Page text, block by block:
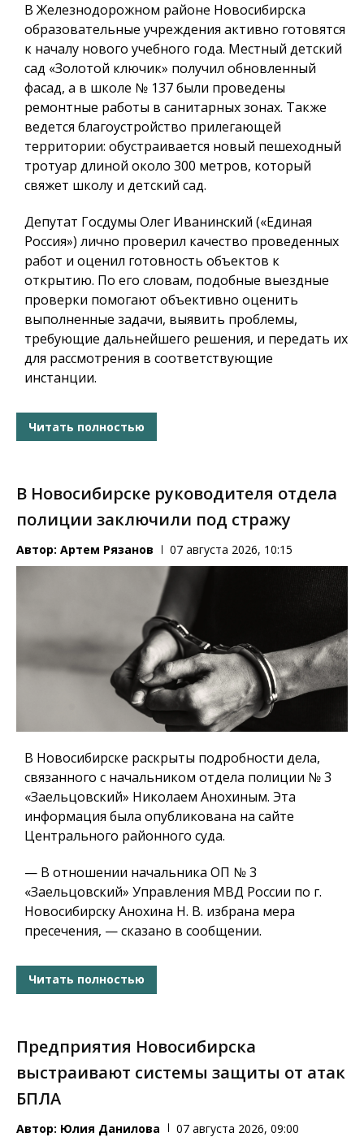
В Железнодорожном районе Новосибирска
образовательные учреждения активно готовятся
к началу нового учебного года. Местный детский
сад «Золотой ключик» получил обновленный
фасад, а в школе № 137 были проведены
ремонтные работы в санитарных зонах. Также
ведется благоустройство прилегающей
территории: обустраивается новый пешеходный
тротуар длиной около 300 метров, который
свяжет школу и детский сад.
Депутат Госдумы Олег Иванинский («Единая
Россия») лично проверил качество проведенных
работ и оценил готовность объектов к
открытию. По его словам, подобные выездные
проверки помогают объективно оценить
выполненные задачи, выявить проблемы,
требующие дальнейшего решения, и передать их
для рассмотрения в соответствующие
инстанции.
Читать полностью
В Новосибирске руководителя отдела
полиции заключили под стражу
Автор: Артем Рязанов 07 августа 2026, 10:15
В Новосибирске раскрыты подробности дела,
связанного с начальником отдела полиции № 3
«Заельцовский» Николаем Анохиным. Эта
информация была опубликована на сайте
Центрального районного суда.
— В отношении начальника ОП № 3
«Заельцовский» Управления МВД России по г.
Новосибирску Анохина Н. В. избрана мера
пресечения, — сказано в сообщении.
Читать полностью
Предприятия Новосибирска
выстраивают системы защиты от атак
БПЛА
Автор: Юлия Данилова 07 августа 2026, 09:00